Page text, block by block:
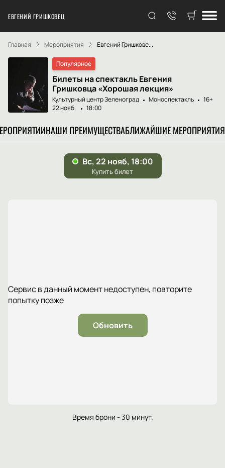
ЕВГЕНИЙ ГРИШКОВЕЦ
Главная Мероприятия Евгений Гришкове...
Популярное
Билеты на спектакль Евгения
Гришковца «Хорошая лекция»
Культурный центр Зеленоград Моноспектакль
16+
22 нояб.
18:00
НАШИ ПРЕИМУЩЕСТВАБЛИЖАЙШИЕ МЕРОПРИЯТИЯ
Сервис в данный момент недоступен, повторите
попытку позже
Обновить
Время брони - 30 минут.